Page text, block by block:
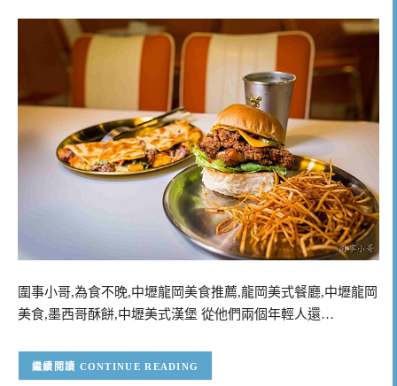
圍事小哥,為食不晚,中壢龍岡美食推薦,龍岡美式餐廳,中壢龍岡
美食,墨西哥酥餅,中壢美式漢堡 從他們兩個年輕人還…
CONTINUE READING